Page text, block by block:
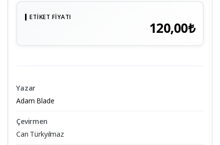
ETIKET FIYATI
120,00₺
Yazar
Adam Blade
Çevirmen
Can Türkyılmaz